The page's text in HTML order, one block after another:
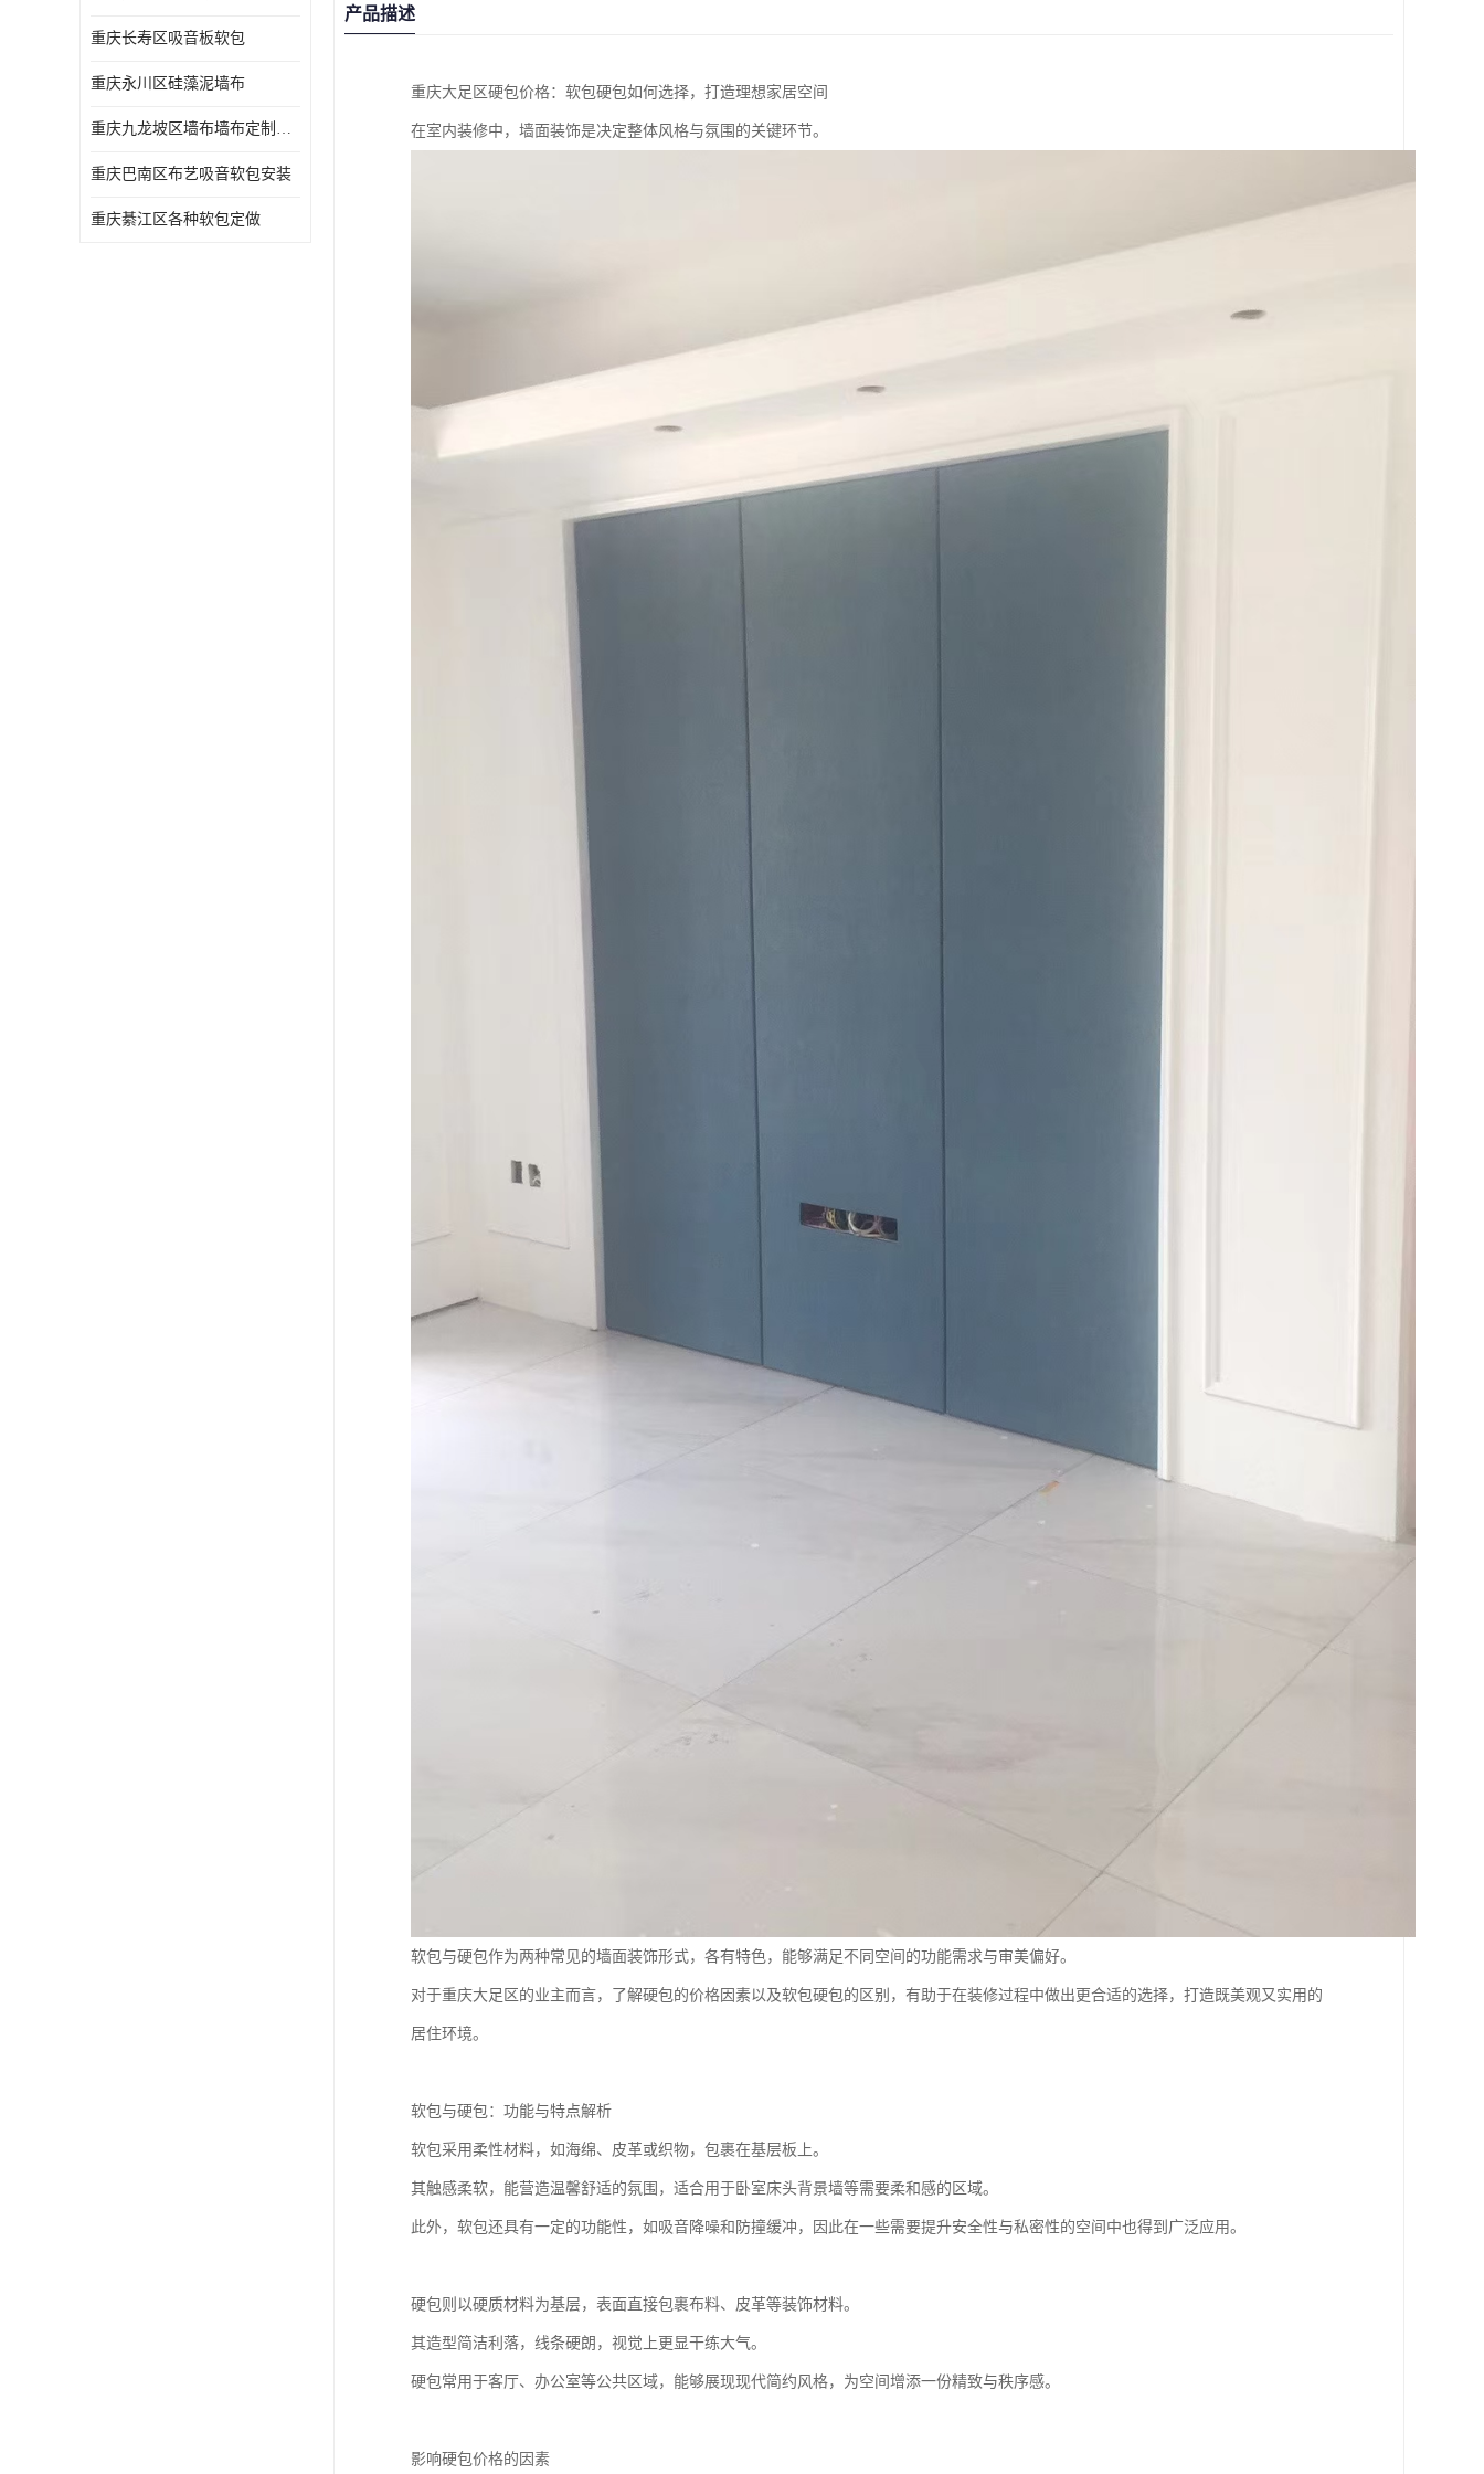
重庆长寿区吸音板软包
重庆永川区硅藻泥墙布
重庆九龙坡区墙布墙布定制加工
重庆巴南区布艺吸音软包安装
重庆綦江区各种软包定做
产品描述
重庆大足区硬包价格：软包硬包如何选择，打造理想家居空间
在室内装修中，墙面装饰是决定整体风格与氛围的关键环节。
软包与硬包作为两种常见的墙面装饰形式，各有特色，能够满足不同空间的功能需求与审美偏好。
对于重庆大足区的业主而言，了解硬包的价格因素以及软包硬包的区别，有助于在装修过程中做出更合适的选择，打造既美观又实用的
居住环境。
软包与硬包：功能与特点解析
软包采用柔性材料，如海绵、皮革或织物，包裹在基层板上。
其触感柔软，能营造温馨舒适的氛围，适合用于卧室床头背景墙等需要柔和感的区域。
此外，软包还具有一定的功能性，如吸音降噪和防撞缓冲，因此在一些需要提升安全性与私密性的空间中也得到广泛应用。
硬包则以硬质材料为基层，表面直接包裹布料、皮革等装饰材料。
其造型简洁利落，线条硬朗，视觉上更显干练大气。
硬包常用于客厅、办公室等公共区域，能够展现现代简约风格，为空间增添一份精致与秩序感。
影响硬包价格的因素